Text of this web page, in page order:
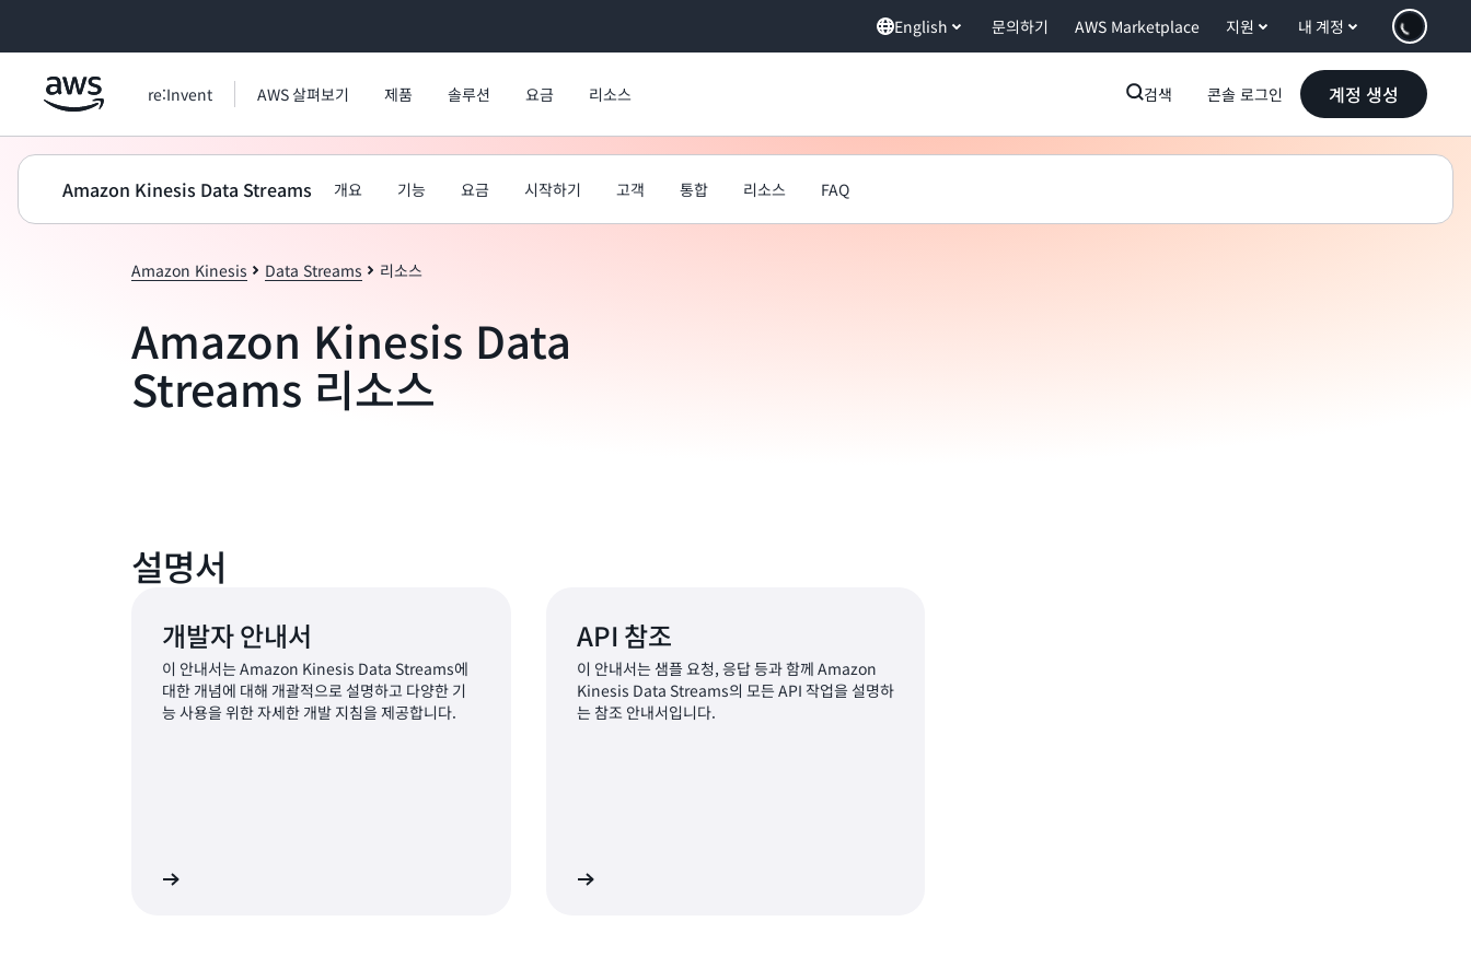
English 문의하기 AWS Marketplace 지원 내 계정
re:Invent AWS 살펴보기 제품 솔루션 요금 리소스 검색 콘솔 로그인 계정 생성
Amazon Kinesis Data Streams 리소스
Amazon Kinesis Data
Streams 리소스
Amazon Kinesis Data Streams 개요 기능 요금 시작하기 고객 통합 리소스 FAQ
설명서
개발자 안내서
이 안내서는 Amazon Kinesis Data Streams에
대한 개념에 대해 개괄적으로 설명하고 다양한 기
능 사용을 위한 자세한 개발 지침을 제공합니다.
API 참조
이 안내서는 샘플 요청, 응답 등과 함께 Amazon
Kinesis Data Streams의 모든 API 작업을 설명하
는 참조 안내서입니다.